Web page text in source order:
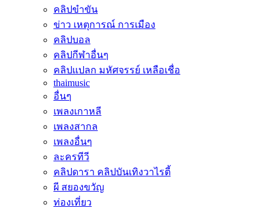
คลิปขำขัน
ข่าว เหตุการณ์ การเมือง
คลิปบอล
คลิปกีฬาอื่นๆ
คลิปแปลก มหัศจรรย์ เหลือเชื่อ
thaimusic
อื่นๆ
เพลงเกาหลี
เพลงสากล
เพลงอื่นๆ
ละครทีวี
คลิปดารา คลิปบันเทิงวาไรตี้
ผี สยองขวัญ
ท่องเที่ยว